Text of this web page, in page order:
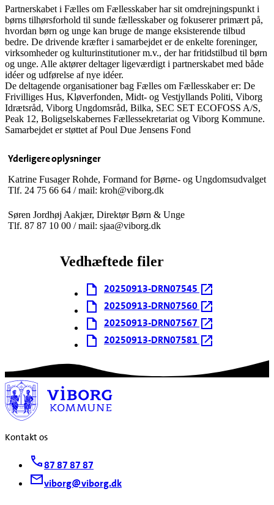
Partnerskabet i Fælles om Fællesskaber har sit omdrejningspunkt i
børns tilhørsforhold til sunde fællesskaber og fokuserer primært på,
hvordan børn og unge kan bruge de mange eksisterende tilbud
bedre. De drivende kræfter i samarbejdet er de enkelte foreninger,
virksomheder og kulturinstitutioner m.v., der har fritidstilbud til børn
og unge. Alle aktører deltager ligeværdigt i partnerskabet med både
idéer og udførelse af nye idéer.
De deltagende organisationer bag Fælles om Fællesskaber er: De
Frivilliges Hus, Kløverfonden, Midt- og Vestjyllands Politi, Viborg
Idrætsråd, Viborg Ungdomsråd, Bilka, SEC SET ECOFOSS A/S,
Peak 12, Boligselskabernes Fællessekretariat og Viborg Kommune.
Samarbejdet er støttet af Poul Due Jensens Fond
Yderligere oplysninger
Katrine Fusager Rohde, Formand for Børne- og Ungdomsudvalget
Tlf. 24 75 66 64 / mail: kroh@viborg.dk
Søren Jordhøj Aakjær, Direktør Børn & Unge
Tlf. 87 87 10 00 / mail: sjaa@viborg.dk
Vedhæftede filer
20250913-DRN07545
20250913-DRN07560
20250913-DRN07567
20250913-DRN07581
Kontakt os
87 87 87 87
viborg@viborg.dk